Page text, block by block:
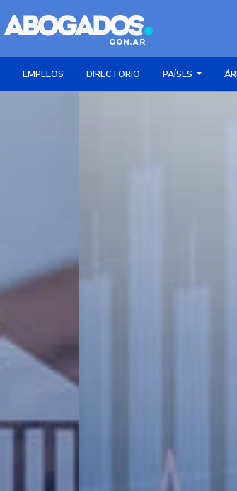
EMPLEOS DIRECTORIO PAÍSES